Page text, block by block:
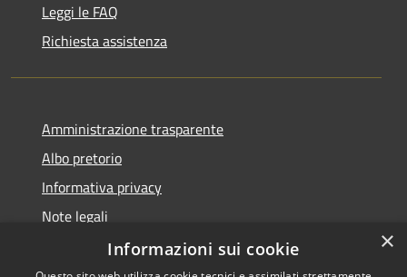
Leggi le FAQ
Richiesta assistenza
Amministrazione trasparente
Albo pretorio
Informativa privacy
Note legali
Dichiarazione di accessibilità
×
Informazioni sui cookie